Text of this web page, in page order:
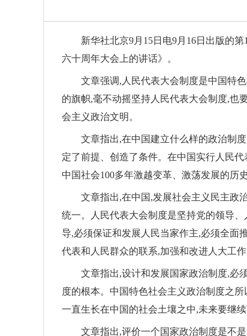
新华社北京9月15日电9月16日出版的
六十周年大会上的讲话》。
文章强调,人民代表大会制度是中国特
的旗帜,毫不动摇坚持人民代表大会制度,也
会主义政治文明。
文章指出,在中国建立什么样的政治制
定了前提、创造了条件。在中国实行人民
中国社会100多年激越变革、激荡发展的历
文章指出,在中国,发展社会主义民主政
统一。人民代表大会制度是坚持党的领导
导,必须保证和发展人民当家作主,必须全面
代表和人民群众的联系,加强和改进人大工作
文章指出,设计和发展国家政治制度,必
度的根本。中国特色社会主义政治制度之
一直生长在中国的社会土壤之中,未来要继
文章指出,评价一个国家政治制度是不